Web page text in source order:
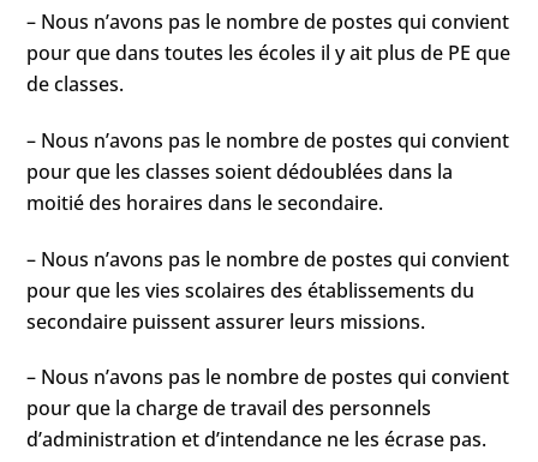
– Nous n’avons pas le nombre de postes qui convient
pour que dans toutes les écoles il y ait plus de PE que
de classes.
– Nous n’avons pas le nombre de postes qui convient
pour que les classes soient dédoublées dans la
moitié des horaires dans le secondaire.
– Nous n’avons pas le nombre de postes qui convient
pour que les vies scolaires des établissements du
secondaire puissent assurer leurs missions.
– Nous n’avons pas le nombre de postes qui convient
pour que la charge de travail des personnels
d’administration et d’intendance ne les écrase pas.